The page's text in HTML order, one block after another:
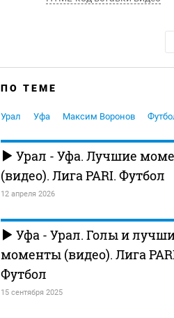
ПО ТЕМЕ
Урал Уфа Максим Воронов
Урал - Уфа. Лучшие
(видео). Лига PARI. Футбол
12 апреля 2026
Уфа - Урал. Голы и
моменты (видео). Лига
Футбол
15 сентября 2025